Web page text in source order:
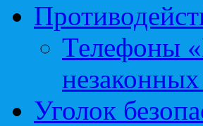
Телефоны
Уголок